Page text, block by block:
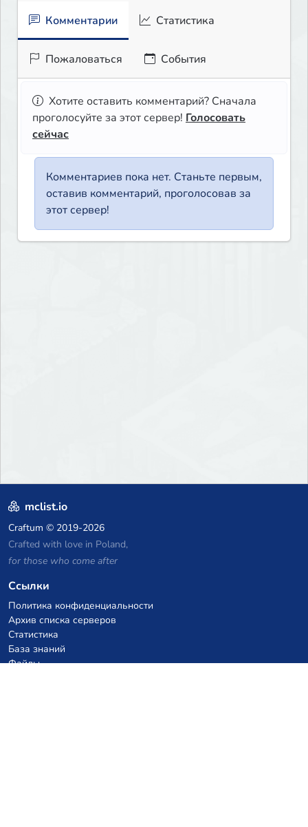
Комментарии Статистика
Пожаловаться События
Хотите оставить комментарий? Сначала
проголосуйте за этот сервер! Голосовать
сейчас
Комментариев пока нет. Станьте первым,
оставив комментарий, проголосовав за
этот сервер!
mclist.io
Craftum © 2019-2026
Crafted with love in Poland,
for those who come after
Ссылки
Политика конфиденциальности
Архив списка серверов
Статистика
База знаний
Файлы